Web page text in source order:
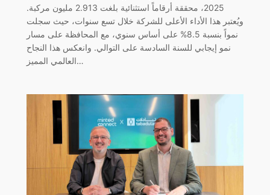
2025، محققة أرقاماً استثنائية بلغت 2.913 مليون مركبة.
ويُعتبر هذا الأداء الأعلى للشركة خلال تسع سنوات، حيث سجلت
نمواً بنسبة 8.5% على أساس سنوي، مع المحافظة على مسار
نمو إيجابي للسنة السادسة على التوالي. وانعكس هذا النجاح
العالمي المميز…